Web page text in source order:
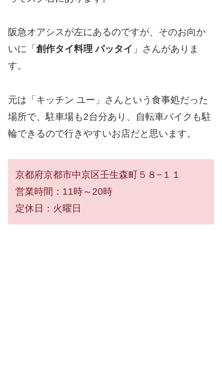
阪急オアシスが左にあるのですが、そのお向か
いに「 創作タイ料理 パッタイ 」さんがありま
す。
元は「キッチン ユー」さんという食事処だった
場所で、駐車場も2台分あり、自転車バイクも駐
輪できるので行きやすいお店だと思います。
京都府京都市中京区壬生森町５８−１１
営業時間：11時～20時
定休日：火曜日